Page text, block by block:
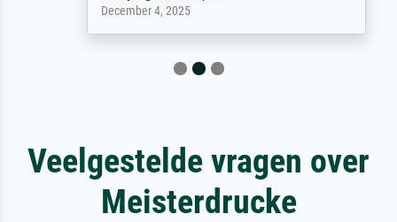
December 4, 2025
Veelgestelde vragen over
Meisterdrucke